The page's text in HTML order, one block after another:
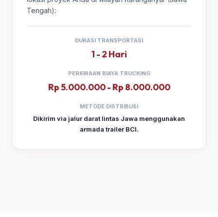
Tengah):
DURASI TRANSPORTASI
1 - 2 Hari
PERKIRAAN BIAYA TRUCKING
Rp 5.000.000 - Rp 8.000.000
METODE DISTRIBUSI
Dikirim via jalur darat lintas Jawa menggunakan
armada trailer BCI.